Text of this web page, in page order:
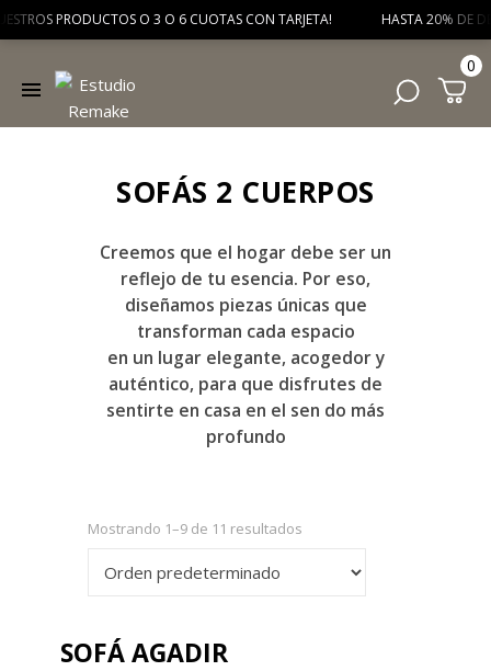
PRODUCTOS O 3 O 6 CUOTAS CON TARJETA! HASTA 20% DE
0
SOFÁS 2 CUERPOS
Creemos que el hogar debe ser un
reflejo de tu esencia. Por eso,
diseñamos piezas únicas que
transforman cada espacio
en un lugar elegante, acogedor y
auténtico, para que disfrutes de
sentirte en casa en el sen do más
profundo
Mostrando 1–9 de 11 resultados
SOFÁ AGADIR